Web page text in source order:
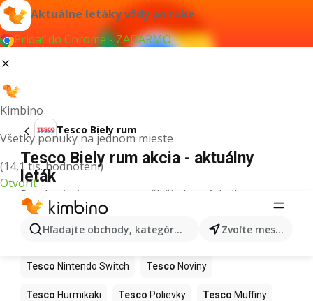
Aktuálne letáky vždy po ruke
Pridať do Chrome - ZADARMO
Kimbino
Všetky ponuky na jednom mieste
(14,1 tis. hodnotení)
Otvoriť
Hľadajte obchody, kategórie, produkty... Zvoľte mesto
Tesco Biely rum
Tesco Biely rum akcia - aktuálny
leták
Pre daný výraz sme nenašli žiadne výsledky.
Ďalšie produkty v obchodoch Tesco
Tesco Kapor Tesco Ashwagandha
Tesco Nintendo Switch Tesco Noviny
Tesco Hurmikaki Tesco Polievky Tesco Muffiny